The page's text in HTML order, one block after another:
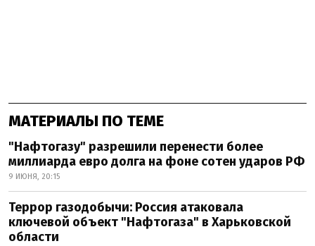
МАТЕРИАЛЫ ПО ТЕМЕ
"Нафтогазу" разрешили перенести более
миллиарда евро долга на фоне сотен ударов РФ
9 ИЮНЯ, 20:15
Террор газодобычи: Россия атаковала
ключевой объект "Нафтогаза" в Харьковской
области